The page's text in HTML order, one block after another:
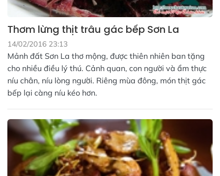
Thơm lừng thịt trâu gác bếp Sơn La
14/02/2016 23:13
Mảnh đất Sơn La thơ mộng, được thiên nhiên ban tặng
cho nhiều điều lý thú. Cảnh quan, con người và ẩm thực
níu chân, níu lòng người. Riêng mùa đông, món thịt gác
bếp lại càng níu kéo hơn.